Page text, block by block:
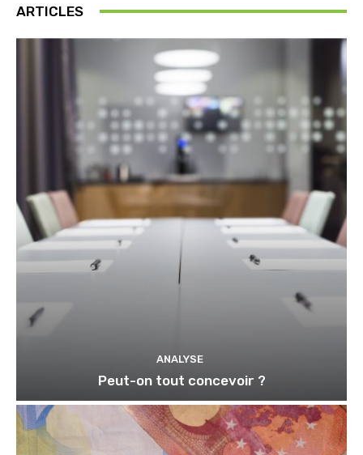
ARTICLES
ANALYSE
Peut-on tout concevoir ?